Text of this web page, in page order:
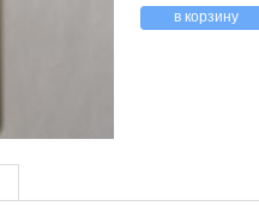
в корзину